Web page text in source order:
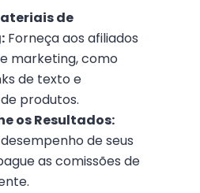
de
Forneça aos afiliados
marketing, como
de texto e
produtos.
os Resultados:
de seus
as comissões de